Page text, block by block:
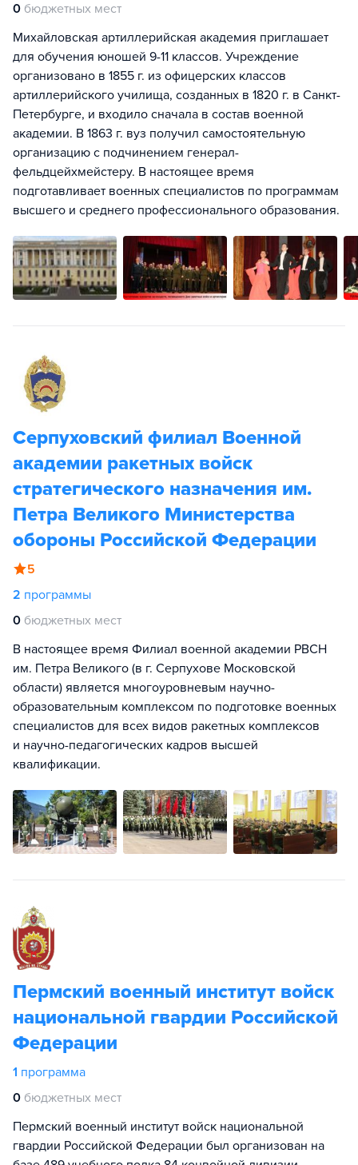
0 бюджетных мест
Михайловская артиллерийская академия приглашает
для обучения юношей 9-11 классов. Учреждение
организовано в 1855 г. из офицерских классов
артиллерийского училища, созданных в 1820 г. в Санкт-
Петербурге, и входило сначала в состав военной
академии. В 1863 г. вуз получил самостоятельную
организацию с подчинением генерал-
фельдцейхмейстеру. В настоящее время
подготавливает военных специалистов по программам
высшего и среднего профессионального образования.
Серпуховский филиал Военной
академии ракетных войск
стратегического назначения им.
Петра Великого Министерства
обороны Российской Федерации
5
2 программы
0 бюджетных мест
В настоящее время Филиал военной академии РВСН
им. Петра Великого (в г. Серпухове Московской
области) является многоуровневым научно-
образовательным комплексом по подготовке военных
специалистов для всех видов ракетных комплексов
и научно-педагогических кадров высшей
квалификации.
Пермский военный институт войск
национальной гвардии Российской
Федерации
1 программа
0 бюджетных мест
Пермский военный институт войск национальной
гвардии Российской Федерации был организован на